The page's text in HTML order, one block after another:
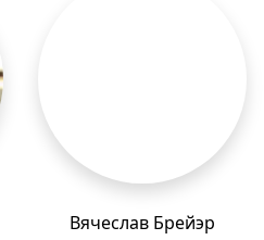
Вячеслав Брейэр